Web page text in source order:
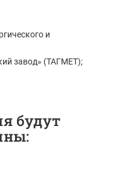
и
завод» (ТАГМЕТ);
будут